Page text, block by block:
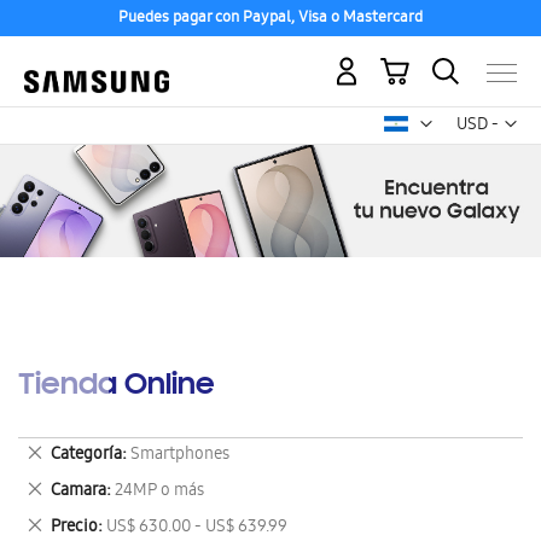
Puedes pagar con Paypal, Visa o Mastercard
USD -
dólar
Mi carrito
Tienda Online
Categoría Smartphones
Eliminar
este
artículo
Camara 24MP o más
Eliminar
este
Precio US$ 630.00 - US$ 639.99
Eliminar